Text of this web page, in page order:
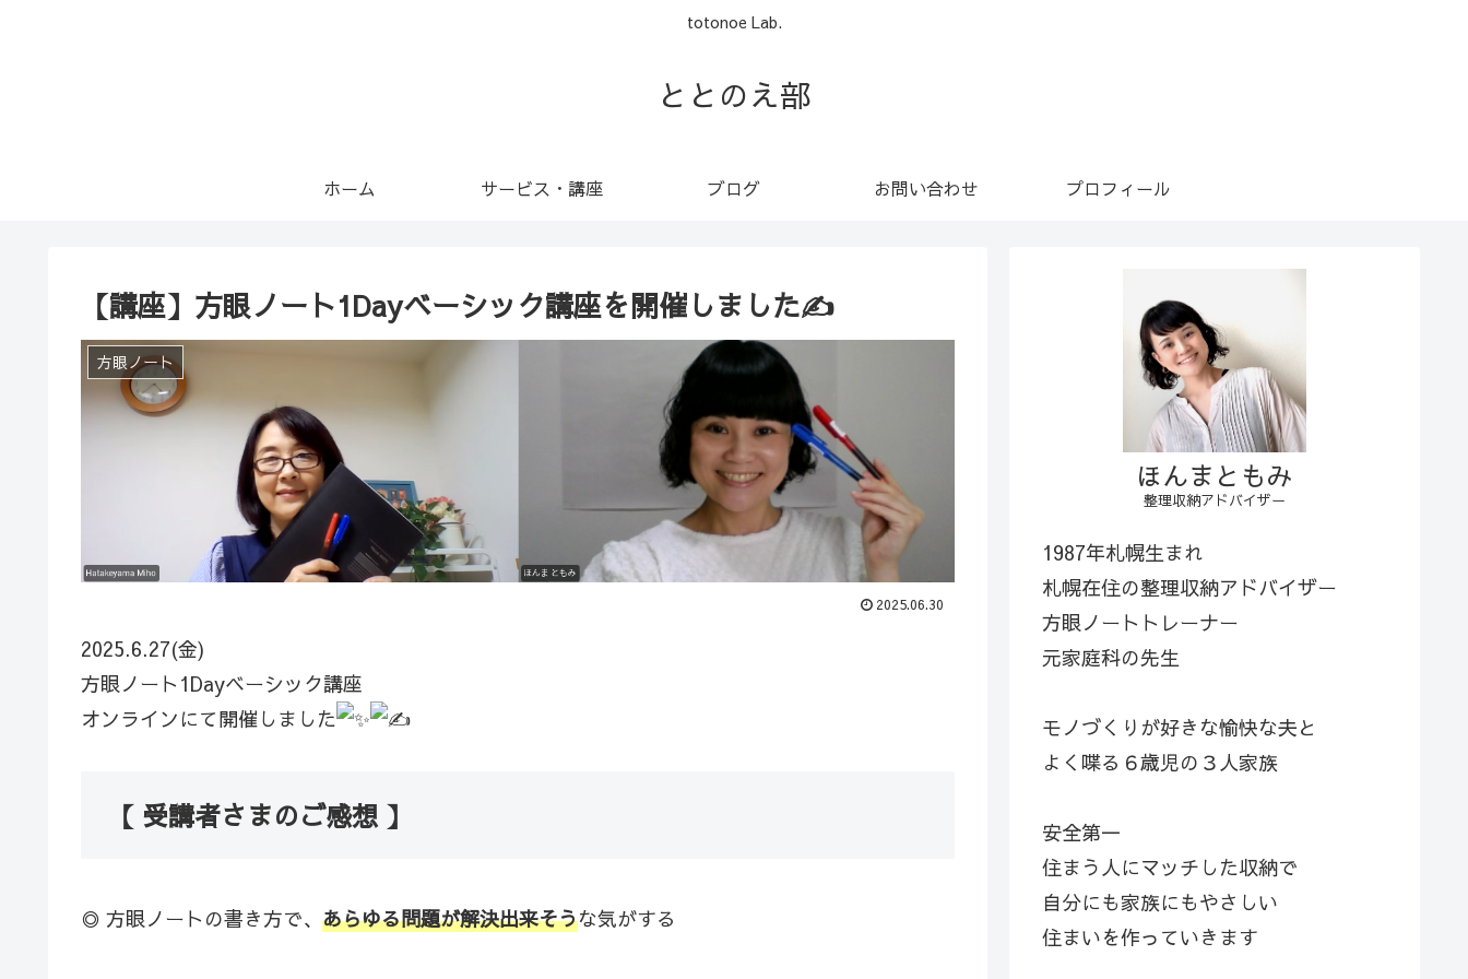
totonoe Lab.
ととのえ部
ホーム サービス・講座 ブログ お問い合わせ プロフィール
【講座】方眼ノート1Dayベーシック講座を開催しました✍
方眼ノート
2025.06.30
2025.6.27(金)
方眼ノート1Dayベーシック講座
オンラインにて開催しました
【 受講者さまのご感想 】
◎ 方眼ノートの書き方で、 あらゆる問題が解決出来そうな気がする
ほんまともみ
整理収納アドバイザー
1987年札幌生まれ
札幌在住の整理収納アドバイザー
方眼ノートトレーナー
元家庭科の先生
モノづくりが好きな愉快な夫と
よく喋る６歳児の３人家族
安全第一
住まう人にマッチした収納で
自分にも家族にもやさしい
住まいを作っていきます